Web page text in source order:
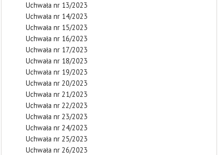
Uchwała nr 13/2023
Uchwała nr 14/2023
Uchwała nr 15/2023
Uchwała nr 16/2023
Uchwała nr 17/2023
Uchwała nr 18/2023
Uchwała nr 19/2023
Uchwała nr 20/2023
Uchwała nr 21/2023
Uchwała nr 22/2023
Uchwała nr 23/2023
Uchwała nr 24/2023
Uchwała nr 25/2023
Uchwała nr 26/2023